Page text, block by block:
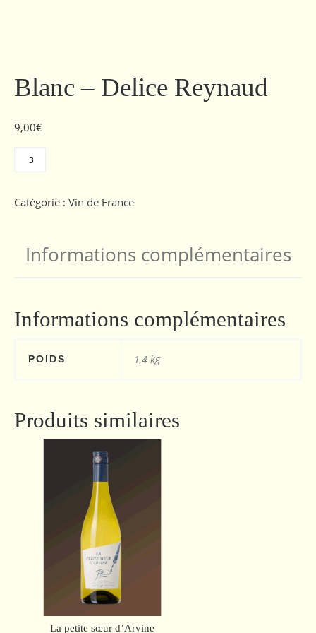
Blanc – Delice Reynaud
9,00€
Catégorie : Vin de France
Informations complémentaires
Informations complémentaires
POIDS 1,4 kg
Produits similaires
La petite sœur d’Arvine